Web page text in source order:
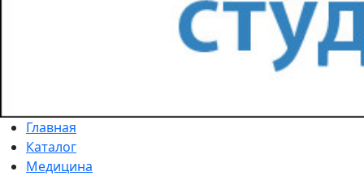
Главная
Каталог
Медицина